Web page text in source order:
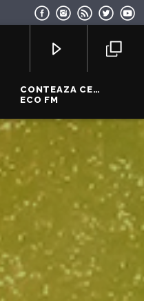
CONTEAZA CE
ASCULTI
ECO FM